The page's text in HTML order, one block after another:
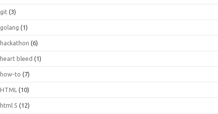
git (3)
golang (1)
hackathon (6)
heart bleed (1)
how-to (7)
HTML (10)
html 5 (12)